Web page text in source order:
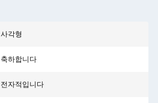
사각형
축하합니다
전자적입니다